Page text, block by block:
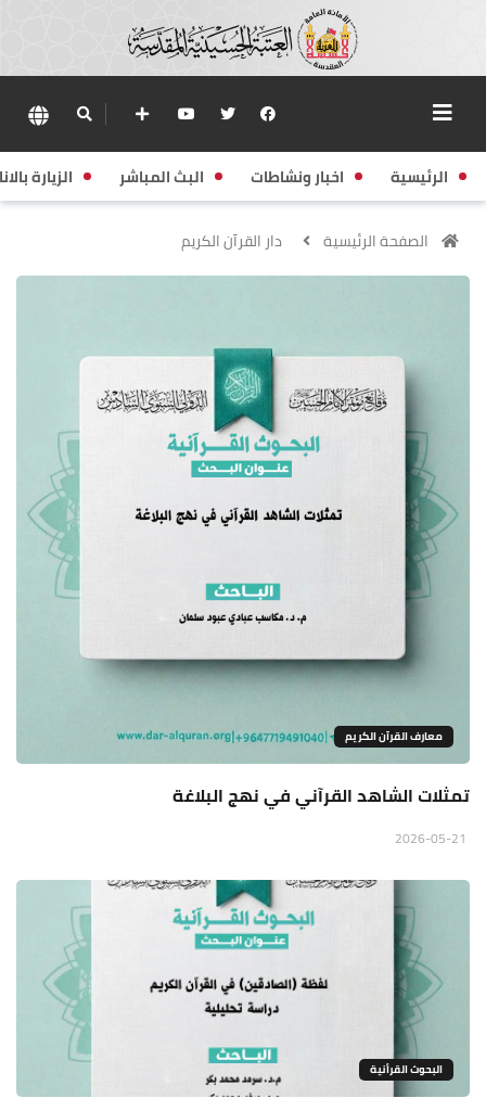
الرئيسية اخبار ونشاطات البث المباشر الزيارة
الصفحة الرئيسية دار القرآن الكريم
معارف القرآن الكريم
تمثلات الشاهد القرآني في نهج البلاغة
البحوث القرأنية